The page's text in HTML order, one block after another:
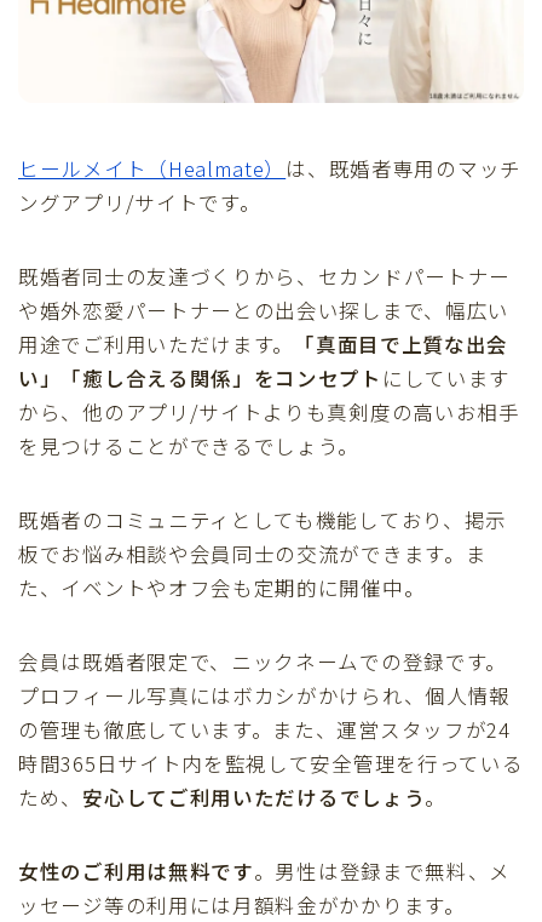
ヒールメイト（Healmate） は、既婚者専用のマッチ
ングアプリ/サイトです。
既婚者同士の友達づくりから、セカンドパートナー
や婚外恋愛パートナーとの出会い探しまで、幅広い
用途でご利用いただけます。
「真面目で上質な出会
い」「癒し合える関係」をコンセプト にしています
から、他のアプリ/サイトよりも真剣度の高いお相手
を見つけることができるでしょう。
既婚者のコミュニティとしても機能しており、掲示
板でお悩み相談や会員同士の交流ができます。ま
た、イベントやオフ会も定期的に開催中。
会員は既婚者限定で、ニックネームでの登録です。
プロフィール写真にはボカシがかけられ、個人情報
の管理も徹底しています。また、運営スタッフが24
時間365日サイト内を監視して安全管理を行っている
ため、 安心してご利用いただけるでしょう。
女性のご利用は無料です。男性は登録まで無料、メ
ッセージ等の利用には月額料金がかかります。